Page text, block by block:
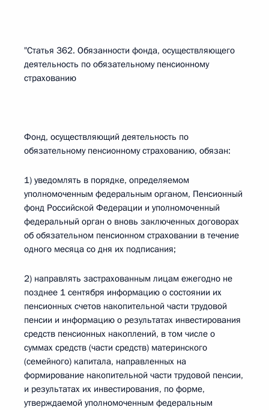
"Статья 362. Обязанности фонда, осуществляющего
деятельность по обязательному пенсионному
страхованию
Фонд, осуществляющий деятельность по
обязательному пенсионному страхованию, обязан:
1) уведомлять в порядке, определяемом
уполномоченным федеральным органом, Пенсионный
фонд Российской Федерации и уполномоченный
федеральный орган о вновь заключенных договорах
об обязательном пенсионном страховании в течение
одного месяца со дня их подписания;
2) направлять застрахованным лицам ежегодно не
позднее 1 сентября информацию о состоянии их
пенсионных счетов накопительной части трудовой
пенсии и информацию о результатах инвестирования
средств пенсионных накоплений, в том числе о
суммах средств (части средств) материнского
(семейного) капитала, направленных на
формирование накопительной части трудовой пенсии,
и результатах их инвестирования, по форме,
утверждаемой уполномоченным федеральным